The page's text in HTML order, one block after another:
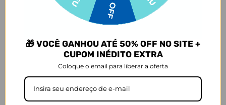
Praticidade que acompanha seu ritmo.
Alça lateral
vazamento
🎁 VOCÊ GANHOU ATÉ 50% OFF NO SITE +
CUPOM INÉDITO EXTRA
Coloque o email para liberar a oferta